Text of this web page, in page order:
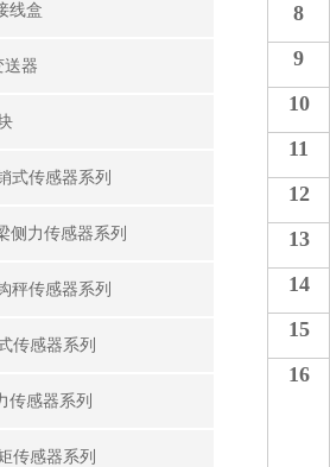
线盒
送器
式传感器系列
侧力传感器系列
秤传感器系列
传感器系列
传感器系列
传感器系列
8
9
10
11
12
13
14
15
16